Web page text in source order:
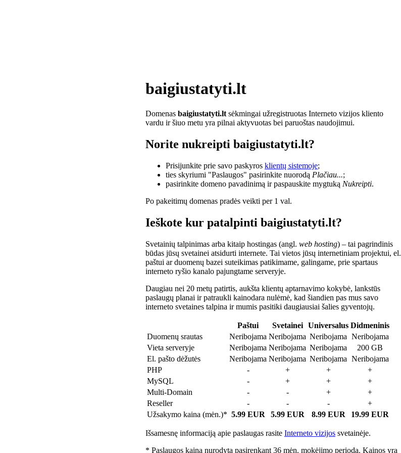
baigiustatyti.lt
Domenas baigiustatyti.lt sėkmingai užregistruotas Interneto vizijos kliento
vardu ir šiuo metu yra pilnai aktyvuotas bei paruoštas naudojimui.
Norite nukreipti baigiustatyti.lt?
Prisijunkite prie savo paskyros klientų sistemoje;
ties skyriumi "Paslaugos" pasirinkite nuorodą Plačiau...;
pasirinkite domeno pavadinimą ir paspauskite mygtuką Nukreipti.
Po pakeitimų domenas pradės veikti per 1 val.
Ieškote kur patalpinti baigiustatyti.lt?
Svetainių talpinimas arba kitaip hostingas (angl. web hosting) – tai pagrindinis
būdas jūsų svetainei atsidurti internete. Tai vietos jūsų internetiniam projektui, el.
paštui ar duomenų bazei suteikimas patikimame, galingame, prie spartaus
interneto ryšio kanalo pajungtame serveryje.
Daugiau nei 20 metų patirtis, aukšta klientų aptarnavimo kokybė, lankstūs
paslaugų planai ir patraukli kainodara nulėmė, kad šiandien pas mus savo
interneto svetaines talpina ir mumis pasitiki daugiausiai šalies gyventojų.
Paštui Svetainei Universalus Didmeninis
Duomenų srautas
Neribojama Neribojama Neribojama Neribojama
Vieta serveryje
Neribojama Neribojama Neribojama
200 GB
El. pašto dėžutės
Neribojama Neribojama Neribojama Neribojama
PHP
- + +
+
MySQL
- + +
+
Multi-Domain
- - +
+
Reseller
- - -
+
Užsakymo kaina (mėn.)* 5.99 EUR 5.99 EUR 8.99 EUR 19.99 EUR
Išsamesnę informaciją apie paslaugas rasite Interneto vizijos svetainėje.
* Paslaugos kaina nurodyta pasirenkant 36 mėn. mokėjimo periodą. Kainos yra